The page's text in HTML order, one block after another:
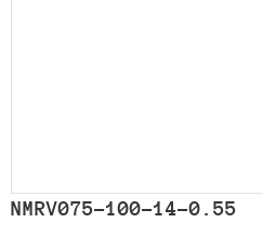
NMRV075-100-14-0.55